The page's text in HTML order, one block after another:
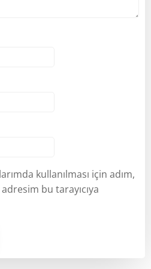
kullanılması için adım,
bu tarayıcıya